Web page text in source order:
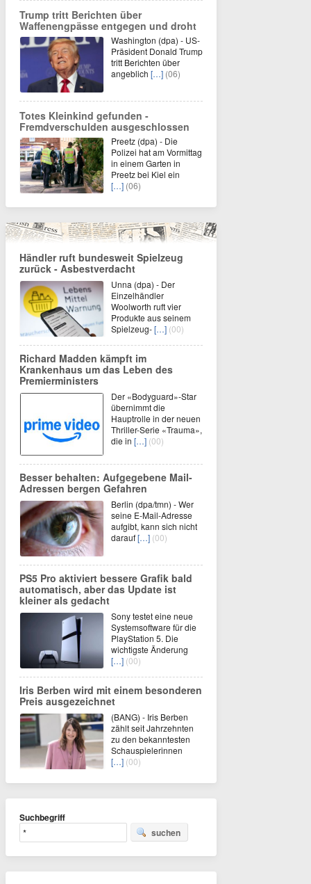
Trump tritt Berichten über
Waffenengpässe entgegen und droht
Washington (dpa) - US-
Präsident Donald Trump
tritt Berichten über
angeblich […] (06)
Totes Kleinkind gefunden -
Fremdverschulden ausgeschlossen
Preetz (dpa) - Die
Polizei hat am Vormittag
in einem Garten in
Preetz bei Kiel ein
[…] (06)
Händler ruft bundesweit Spielzeug
zurück - Asbestverdacht
Unna (dpa) - Der
Einzelhändler
Woolworth ruft vier
Produkte aus seinem
Spielzeug-[…] (00)
Richard Madden kämpft im
Krankenhaus um das Leben des
Premierministers
Der «Bodyguard»-Star
übernimmt die
Hauptrolle in der neuen
Thriller-Serie «Trauma»,
die in […] (00)
Besser behalten: Aufgegebene Mail-
Adressen bergen Gefahren
Berlin (dpa/tmn) - Wer
seine E-Mail-Adresse
aufgibt, kann sich nicht
darauf[…] (00)
PS5 Pro aktiviert bessere Grafik bald
automatisch, aber das Update ist
kleiner als gedacht
Sony testet eine neue
Systemsoftware für die
PlayStation 5. Die
wichtigste Änderung
[…] (00)
Iris Berben wird mit einem besonderen
Preis ausgezeichnet
(BANG) - Iris Berben
zählt seit Jahrzehnten
zu den bekanntesten
Schauspielerinnen
[…] (00)
Suchbegriff
suchen